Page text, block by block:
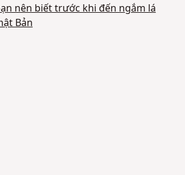
nên biết trước khi đến ngắm lá
Bản